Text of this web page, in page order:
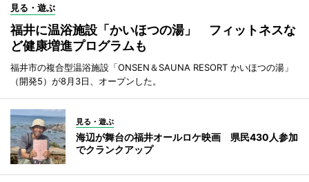
見る・遊ぶ
福井に温浴施設「かいほつの湯」 フィットネスな
ど健康増進プログラムも
福井市の複合型温浴施設「ONSEN＆SAUNA RESORT かいほつの湯」
（開発5）が8月3日、オープンした。
見る・遊ぶ
海辺が舞台の福井オールロケ映画 県民430人参加
でクランクアップ